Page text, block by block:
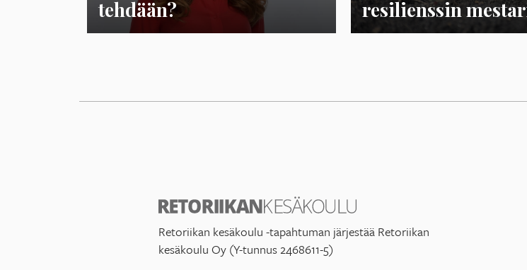
tehdään?
resilienssin
Retoriikan kesäkoulu -tapahtuman järjestää Retoriikan
kesäkoulu Oy (Y-tunnus 2468611-5)